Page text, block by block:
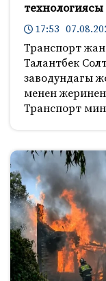
17:53
Транспорт
Талантбек
заводундагы
менен
Транспорт